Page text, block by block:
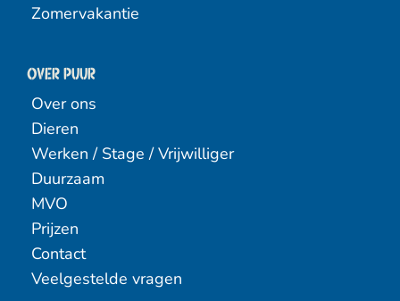
Zomervakantie
Over PUUR
Over ons
Dieren
Werken / Stage / Vrijwilliger
Duurzaam
MVO
Prijzen
Contact
Veelgestelde vragen